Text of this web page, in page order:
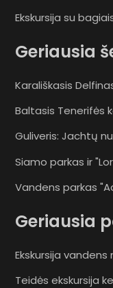
Ekskursija su
Geriausia
Karališkasis
Baltasis Tenerifės
Guliveris: Jachtų
Siamo parkas ir
Vandens parkas
Geriausia
Ekskursija
Teidės ekskursija